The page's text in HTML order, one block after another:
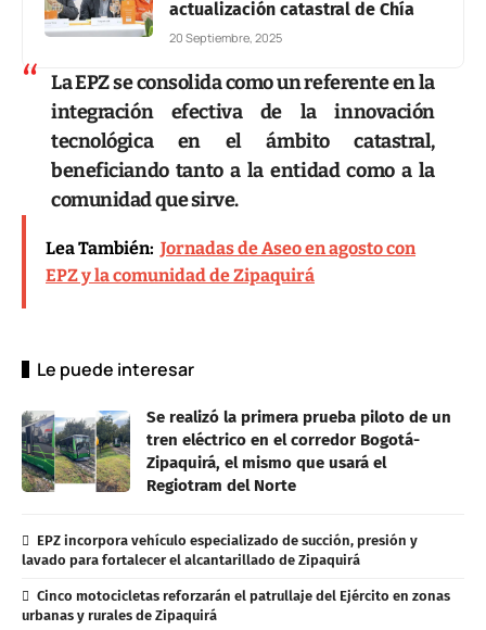
actualización catastral de Chía
20 Septiembre, 2025
La EPZ se consolida como un referente en la
integración efectiva de la innovación
tecnológica en el ámbito catastral,
beneficiando tanto a la entidad como a la
comunidad que sirve.
Lea También: Jornadas de Aseo en agosto con
EPZ y la comunidad de Zipaquirá
Le puede interesar
Se realizó la primera prueba piloto de un
tren eléctrico en el corredor Bogotá-
Zipaquirá, el mismo que usará el
Regiotram del Norte
EPZ incorpora vehículo especializado de succión, presión y
lavado para fortalecer el alcantarillado de Zipaquirá
Cinco motocicletas reforzarán el patrullaje del Ejército en zonas
urbanas y rurales de Zipaquirá